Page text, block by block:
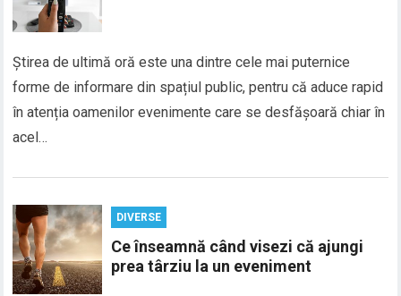
Știrea de ultimă oră este una dintre cele mai puternice
forme de informare din spațiul public, pentru că aduce rapid
în atenția oamenilor evenimente care se desfășoară chiar în
acel…
DIVERSE
Ce înseamnă când visezi că ajungi
prea târziu la un eveniment